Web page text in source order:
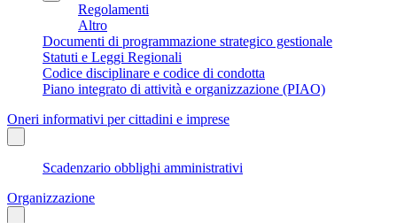
Regolamenti
Altro
Documenti di programmazione strategico gestionale
Statuti e Leggi Regionali
Codice disciplinare e codice di condotta
Piano integrato di attività e organizzazione (PIAO)
Oneri informativi per cittadini e imprese
Scadenzario obblighi amministrativi
Organizzazione